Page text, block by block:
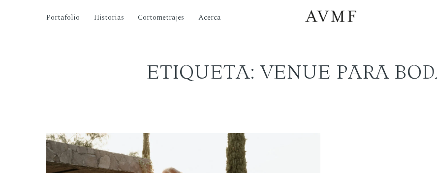
Portafolio Historias Cortometrajes Acerca
ETIQUETA: VENUE PARA